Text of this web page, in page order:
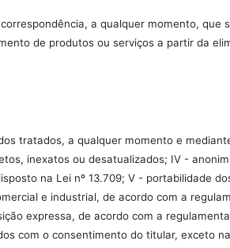
a qualquer momento,
de produtos ou serviços a partir da
tratados, a qualquer momento e
inexatos ou desatualizados; IV -
na Lei nº 13.709; V - portabilidade
e industrial, de acordo com a
expressa, de acordo com a
com o consentimento do titular, exceto